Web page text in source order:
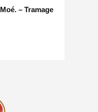
Moé. – Tramage